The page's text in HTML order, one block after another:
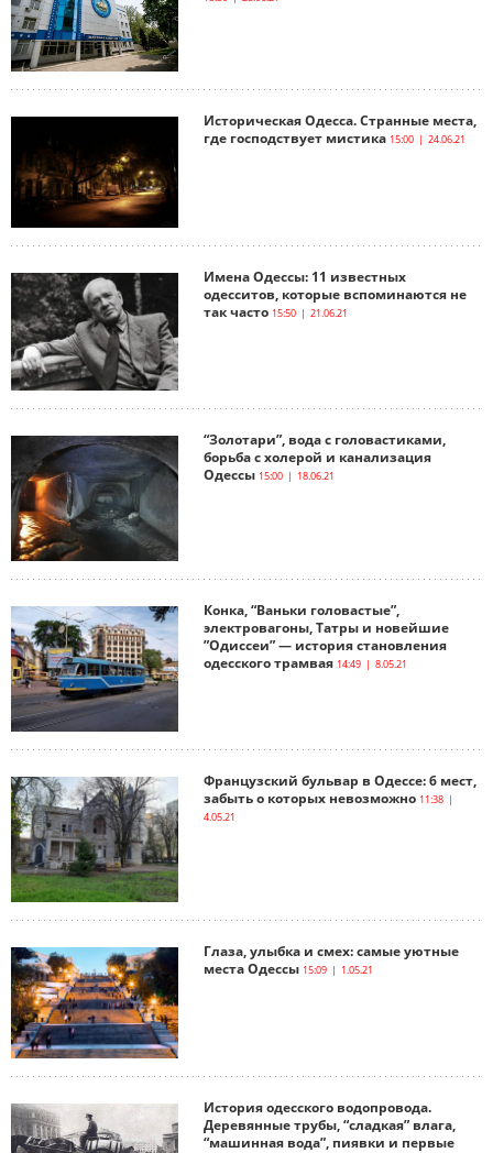
Историческая Одесса. Странные места,
где господствует мистика 15:00 | 24.06.21
Имена Одессы: 11 известных
одесситов, которые вспоминаются не
так часто 15:50 | 21.06.21
“Золотари”, вода с головастиками,
борьба с холерой и канализация
Одессы 15:00 | 18.06.21
Конка, “Ваньки головастые”,
электровагоны, Татры и новейшие
”Одиссеи” — история становления
одесского трамвая 14:49 | 8.05.21
Французский бульвар в Одессе: 6 мест,
забыть о которых невозможно 11:38 |
4.05.21
Глаза, улыбка и смех: самые уютные
места Одессы 15:09 | 1.05.21
История одесского водопровода.
Деревянные трубы, “сладкая” влага,
“машинная вода”, пиявки и первые